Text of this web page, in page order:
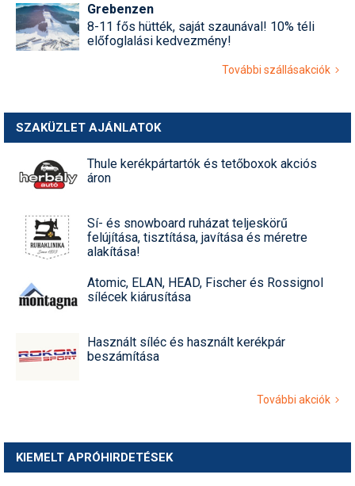
Grebenzen
8-11 fős hütték, saját szaunával! 10% téli
előfoglalási kedvezmény!
További szállásakciók
SZAKÜZLET AJÁNLATOK
Thule kerékpártartók és tetőboxok akciós
áron
Sí- és snowboard ruházat teljeskörű
felújítása, tisztítása, javítása és méretre
alakítása!
Atomic, ELAN, HEAD, Fischer és Rossignol
sílécek kiárusítása
Használt síléc és használt kerékpár
beszámítása
További akciók
KIEMELT APRÓHIRDETÉSEK